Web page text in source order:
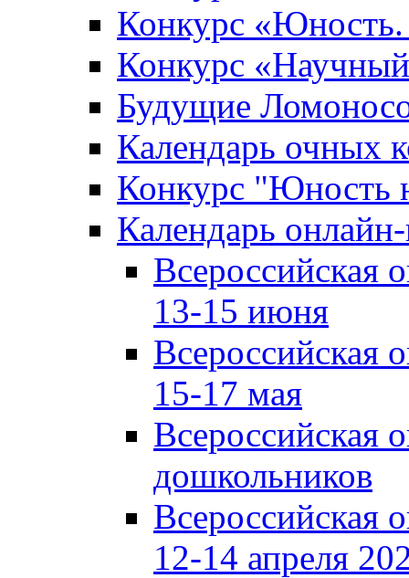
Конкурс «Юность.
Конкурс
Будущие
Календарь очных
Конкурс "Юность
Календарь
Всероссийская
13-15 июня
Всероссийская
15-17 мая
Всероссийская
дошкольников
Всероссийская
12-14 апреля